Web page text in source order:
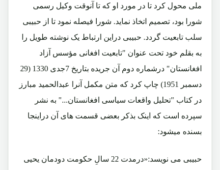
ملی محول کرد تا در مورد او که تا آنوقت وکیل رسمی
شورا بود، تصمیم اتخاذ نماید. شورا فیصله نمود تا از حبیبی
سلب تابعیت گردد. حبیبی دراین ارتباط یک نوشته طویل را
به بقلم خود تحت عنوان "تابعیت افغانی مؤسس آزاد
افغانستان" درشماره دوم آن جریده بتاریخ 7جدی 1330 (29
دسمبر 1951) چاپ کرد که متن مکمل آنرا عبدالحمید مبارز
در کتاب "تحلیل واقعات سیاسی افغانستان..." به نشر
سپرده است که اینک بذکر بعضی قسمت های آن دراینجا
بسنده میشود:
حبیبی می نویسد:«درمدت 22 سالِ حکومت دودمان یحیی